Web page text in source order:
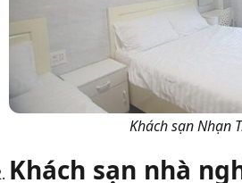
Khách sạn Nhạn
Khách sạn nhà